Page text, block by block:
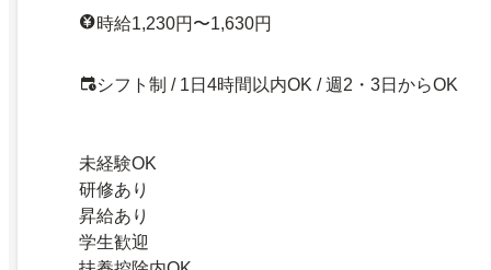
時給1,230円〜1,630円
シフト制 / 1日4時間以内OK / 週2・3日からOK
未経験OK
研修あり
昇給あり
学生歓迎